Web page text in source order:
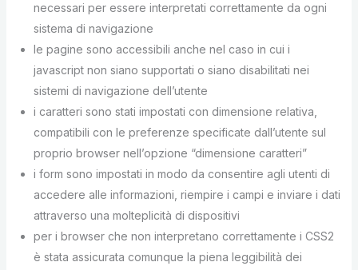
necessari per essere interpretati correttamente da ogni
sistema di navigazione
le pagine sono accessibili anche nel caso in cui i
javascript non siano supportati o siano disabilitati nei
sistemi di navigazione dell’utente
i caratteri sono stati impostati con dimensione relativa,
compatibili con le preferenze specificate dall’utente sul
proprio browser nell’opzione “dimensione caratteri”
i form sono impostati in modo da consentire agli utenti di
accedere alle informazioni, riempire i campi e inviare i dati
attraverso una molteplicità di dispositivi
per i browser che non interpretano correttamente i CSS2
è stata assicurata comunque la piena leggibilità dei